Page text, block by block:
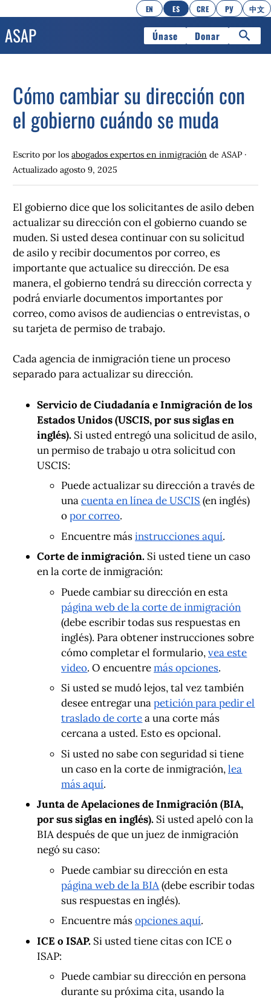
EN ES CRE РУ 中文
Únase Donar
Cómo cambiar su dirección con
el gobierno cuándo se muda
Escrito por losabogados expertos en inmigración de ASAP ·
Actualizadoagosto 9, 2025
El gobierno dice que los solicitantes de asilo deben
actualizar su dirección con el gobierno cuando se
muden. Si usted desea continuar con su solicitud
de asilo y recibir documentos por correo, es
importante que actualice su dirección. De esa
manera, el gobierno tendrá su dirección correcta y
podrá enviarle documentos importantes por
correo, como avisos de audiencias o entrevistas, o
su tarjeta de permiso de trabajo.
Cada agencia de inmigración tiene un proceso
separado para actualizar su dirección.
Servicio de Ciudadanía e Inmigración de los
Estados Unidos (USCIS, por sus siglas en
inglés). Si usted entregó una solicitud de asilo,
un permiso de trabajo u otra solicitud con
USCIS:
Puede actualizar su dirección a través de
unacuenta en línea de USCIS (en inglés)
opor correo.
Encuentre másinstrucciones aquí.
Corte de inmigración. Si usted tiene un caso
en la corte de inmigración:
Puede cambiar su dirección en esta
página web de la corte de inmigración
(debe escribir todas sus respuestas en
inglés). Para obtener instrucciones sobre
cómo completar el formulario,vea este
video. O encuentremás opciones.
Si usted se mudó lejos, tal vez también
desee entregar unapetición para pedir el
traslado de cortea una corte más
cercana a usted. Esto es opcional.
Si usted no sabe con seguridad si tiene
un caso en la corte de inmigración,lea
más aquí.
Junta de Apelaciones de Inmigración (BIA,
por sus siglas en inglés). Si usted apeló con la
BIA después de que un juez de inmigración
negó su caso:
Puede cambiar su dirección en esta
página web de la BIA(debe escribir todas
sus respuestas en inglés).
Encuentre másopciones aquí.
ICE o ISAP. Si usted tiene citas con ICE o
ISAP:
Puede cambiar su dirección en persona
durante su próxima cita, usando la